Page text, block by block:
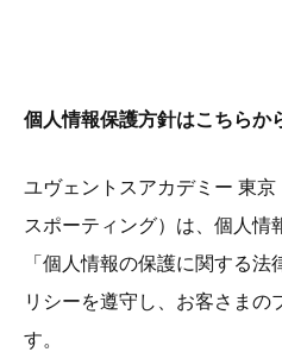
個人情報保護方針はこちらか
ユヴェントスアカデミー 東
スポーティング）は、個人情
「個人情報の保護に関する
リシーを遵守し、お客さまの
す。